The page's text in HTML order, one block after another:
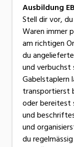
Ausbildung
Stell dir vor,
Waren immer
am richtigen
du
und
Gabelstaplern
transportierst
oder bereitest
und
und
du